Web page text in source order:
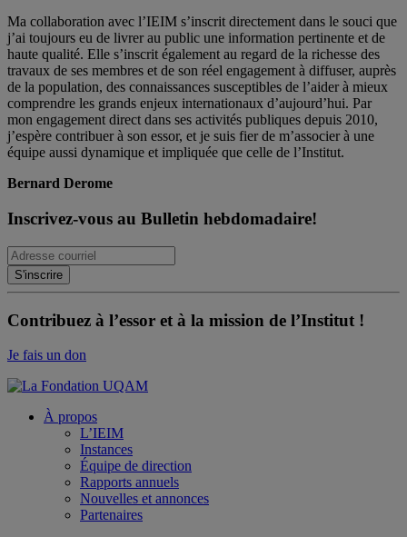
Ma collaboration avec l’IEIM s’inscrit directement dans le souci que
j’ai toujours eu de livrer au public une information pertinente et de
haute qualité. Elle s’inscrit également au regard de la richesse des
travaux de ses membres et de son réel engagement à diffuser, auprès
de la population, des connaissances susceptibles de l’aider à mieux
comprendre les grands enjeux internationaux d’aujourd’hui. Par
mon engagement direct dans ses activités publiques depuis 2010,
j’espère contribuer à son essor, et je suis fier de m’associer à une
équipe aussi dynamique et impliquée que celle de l’Institut.
Bernard Derome
Inscrivez-vous au Bulletin hebdomadaire!
Contribuez à l’essor et à la mission de l’Institut !
Je fais un don
À propos
L’IEIM
Instances
Équipe de direction
Rapports annuels
Nouvelles et annonces
Partenaires